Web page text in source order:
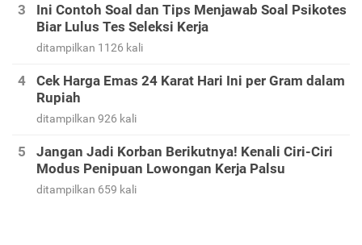
Ini Contoh Soal dan Tips Menjawab Soal Psikotes
Biar Lulus Tes Seleksi Kerja
ditampilkan 1126 kali
Cek Harga Emas 24 Karat Hari Ini per Gram dalam
Rupiah
ditampilkan 926 kali
Jangan Jadi Korban Berikutnya! Kenali Ciri-Ciri
Modus Penipuan Lowongan Kerja Palsu
ditampilkan 659 kali